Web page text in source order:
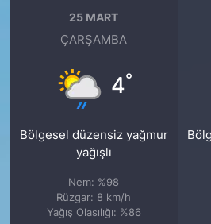
25 MART
ÇARŞAMBA
4°
Bölgesel düzensiz yağmur
yağışlı
Nem: %98
Rüzgar: 8 km/h
Yağış Olasılığı: %86